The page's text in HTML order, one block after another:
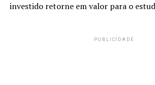
investido retorne em valor para o
PUBLICIDADE